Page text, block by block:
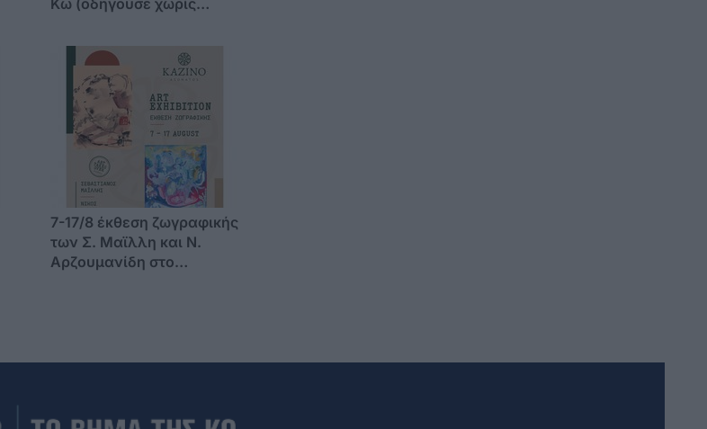
Κω (οδηγούσε χωρίς
πινακίδες)
7-17/8 έκθεση ζωγραφικής
των Σ. Μαϊλλη και Ν.
Αρζουμανίδη στο